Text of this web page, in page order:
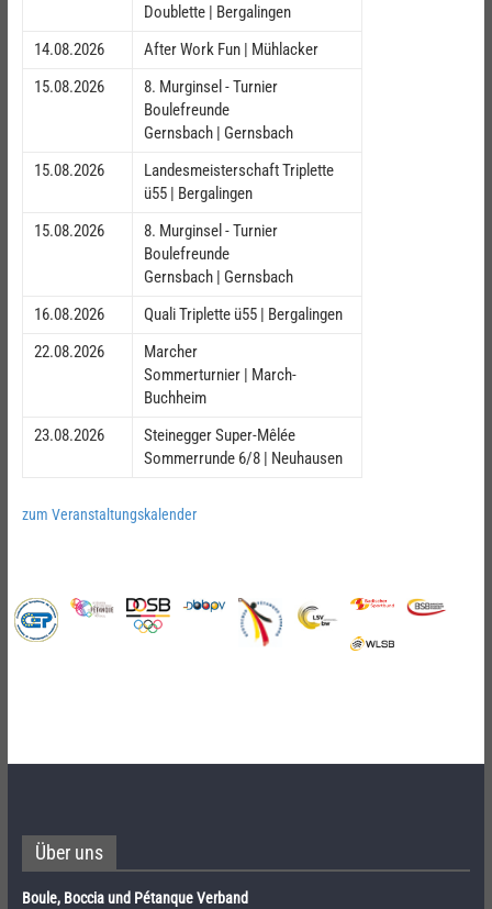
Doublette | Bergalingen
14.08.2026
After Work Fun | Mühlacker
15.08.2026
8. Murginsel - Turnier
Boulefreunde
Gernsbach | Gernsbach
15.08.2026
Landesmeisterschaft Triplette
ü55 | Bergalingen
15.08.2026
8. Murginsel - Turnier
Boulefreunde
Gernsbach | Gernsbach
16.08.2026
Quali Triplette ü55 | Bergalingen
22.08.2026
Marcher
Sommerturnier | March-
Buchheim
23.08.2026
Steinegger Super-Mêlée
Sommerrunde 6/8 | Neuhausen
zum Veranstaltungskalender
Über uns
Boule, Boccia und Pétanque Verband